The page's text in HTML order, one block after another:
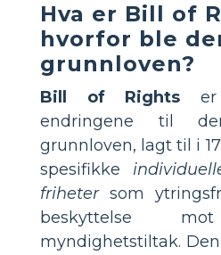
Hva er Bill of
hvorfor ble
grunnloven?
Bill of Rights er
endringene til
grunnloven, lagt til i
spesifikke
frihetersom
beskyttelse
myndighetstiltak.